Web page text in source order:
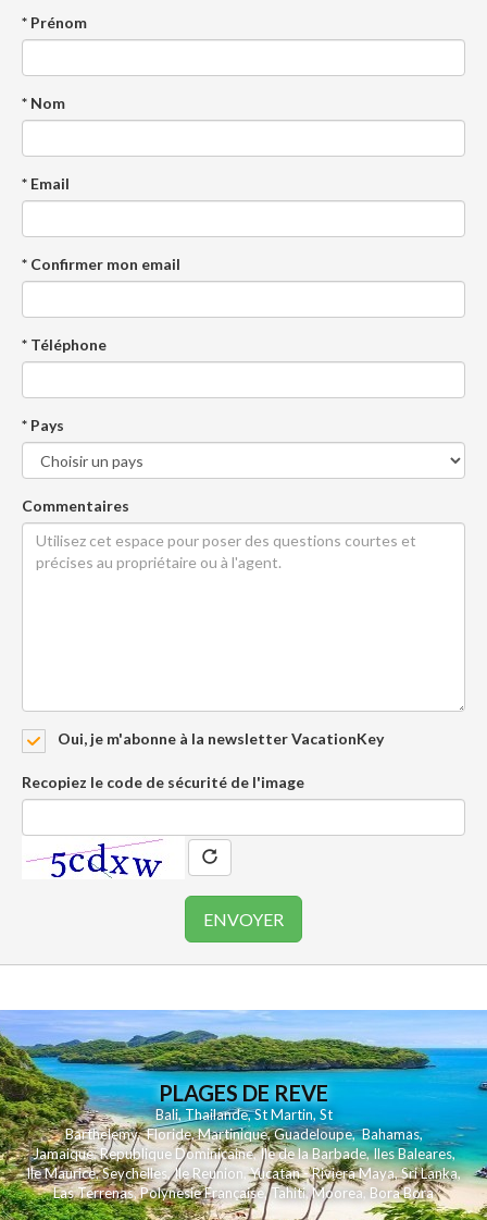
* Prénom
* Nom
* Email
* Confirmer mon email
* Téléphone
* Pays
Commentaires
Oui, je m'abonne à la newsletter VacationKey
Recopiez le code de sécurité de l'image
PLAGES DE REVE
Bali,Thailande,St Martin,St
Barthelemy,Floride,Martinique,Guadeloupe,Bahamas,
Jamaique,Republique Dominicaine,Ile de la Barbade,Iles Baleares,
Ile Maurice,Seychelles,Ile Reunion,Yucatan - Riviera Maya,Sri Lanka,
Las Terrenas,Polynesie Française,Tahiti,Moorea, Bora Bora